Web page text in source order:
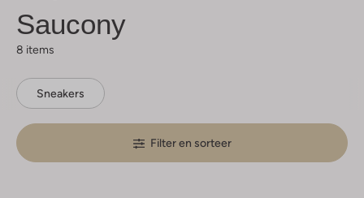
Saucony
8 items
Sneakers
Filter en sorteer